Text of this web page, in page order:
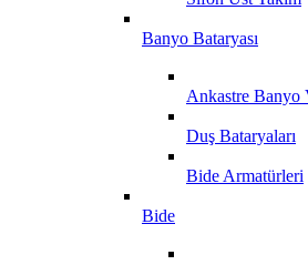
Banyo Bataryası
Ankastre Banyo
Duş Bataryaları
Bide Armatürleri
Bide